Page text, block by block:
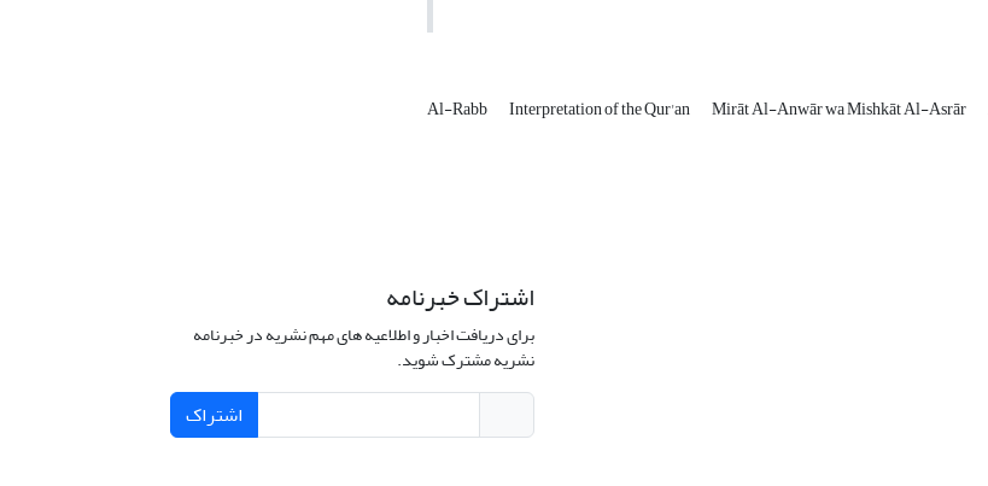
Al-Rabb Interpretation of the Qur'an Mirāt Al-Anwār wa Mishkāt Al-Asrār
اشتراک خبرنامه
برای دریافت اخبار و اطلاعیه های مهم نشریه در خبرنامه
نشریه مشترک شوید.
اشتراک